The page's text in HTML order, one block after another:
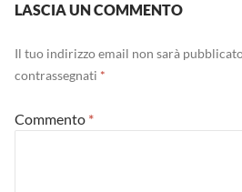
LASCIA UN COMMENTO
Il tuo indirizzo email non sarà
contrassegnati *
Commento *